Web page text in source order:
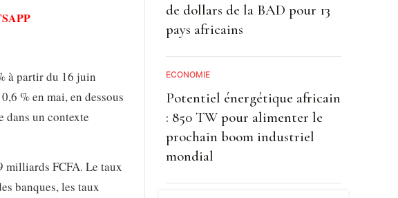
à partir du 16 juin
% en mai, en dessous
dans un contexte
milliards FCFA. Le taux
banques, les taux
de dollars de la BAD pour 13
pays africains
ECONOMIE
Potentiel énergétique africain
: 850 TW pour alimenter le
prochain boom industriel
mondial